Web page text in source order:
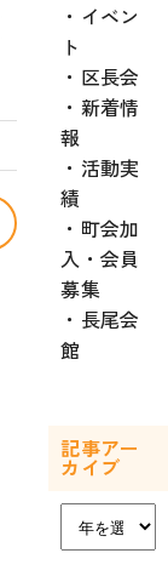
イベン
ト
区長会
新着情
報
活動実
績
町会加
入・会員
募集
長尾会
館
記事アー
カイブ
ー